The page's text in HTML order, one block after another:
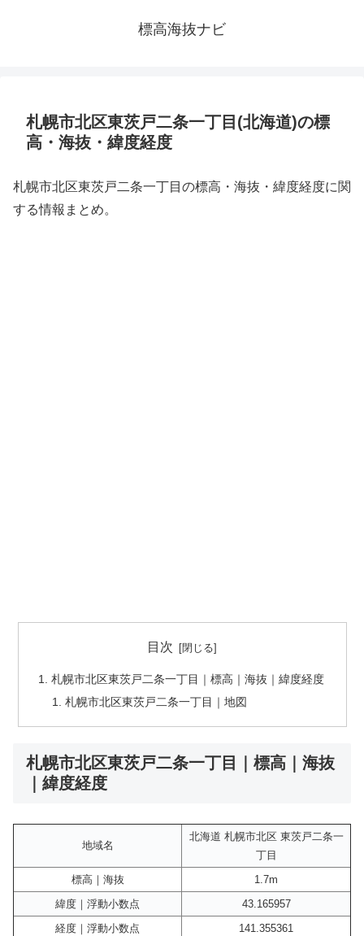
標高海抜ナビ
札幌市北区東茨戸二条一丁目(北海道)の標
高・海抜・緯度経度
札幌市北区東茨戸二条一丁目の標高・海抜・緯度経度に関
する情報まとめ。
目次
札幌市北区東茨戸二条一丁目｜標高｜海抜｜緯度経度
札幌市北区東茨戸二条一丁目｜地図
札幌市北区東茨戸二条一丁目｜標高｜海抜
｜緯度経度
地域名
北海道 札幌市北区 東茨戸二条一
丁目
標高｜海抜
1.7m
緯度｜浮動小数点
43.165957
経度｜浮動小数点
141.355361